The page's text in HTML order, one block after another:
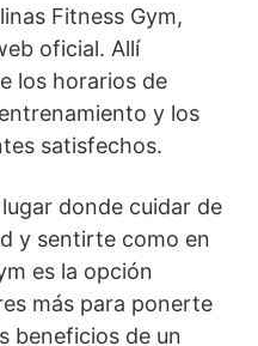
Fitness Gym,
oficial. Allí
los horarios de
y los
satisfechos.
donde cuidar de
y sentirte como en
es la opción
más para ponerte
beneficios de un